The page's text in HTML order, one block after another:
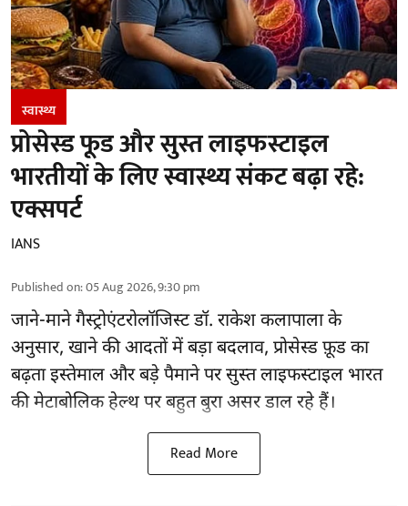
स्वास्थ्य
प्रोसेस्ड फूड और सुस्त लाइफस्टाइल
भारतीयों के लिए स्वास्थ्य संकट बढ़ा रहे:
एक्सपर्ट
IANS
Published on:05 Aug 2026, 9:30 pm
जाने-माने गैस्ट्रोएंटरोलॉजिस्ट डॉ. राकेश कलापाला के
अनुसार, खाने की आदतोंमें बड़ा बदलाव, प्रोसेस्ड फ़ूड का
बढ़ता इस्तेमाल और बड़े पैमाने पर सुस्त लाइफस्टाइल भारत
की मेटाबोलिक हेल्थ पर बहुत बुरा असर डाल रहे हैं।
Read More